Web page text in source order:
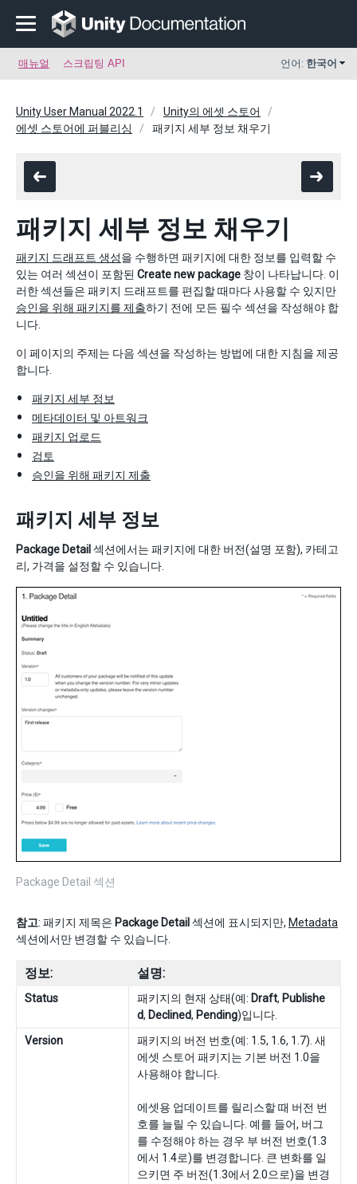
매뉴얼 스크립팅 API 언어: 한국어
Unity User Manual 2022.1
Unity의 에셋 스토어
에셋 스토어에 퍼블리싱
패키지 세부 정보 채우기
패키지 세부 정보 채우기
패키지 드래프트 생성을 수행하면 패키지에 대한 정보를 입력할 수
있는 여러 섹션이 포함된 Create new package 창이 나타납니다. 이
러한 섹션들은 패키지 드래프트를 편집할 때마다 사용할 수 있지만
승인을 위해 패키지를 제출하기 전에 모든 필수 섹션을 작성해야 합
니다.
이 페이지의 주제는 다음 섹션을 작성하는 방법에 대한 지침을 제공
합니다.
패키지 세부 정보
메타데이터 및 아트워크
패키지 업로드
검토
승인을 위해 패키지 제출
패키지 세부 정보
Package Detail 섹션에서는 패키지에 대한 버전(설명 포함), 카테고
리, 가격을 설정할 수 있습니다.
Package Detail 섹션
참고: 패키지 제목은 Package Detail 섹션에 표시되지만, Metadata
섹션에서만 변경할 수 있습니다.
정보: 설명:
Status 패키지의 현재 상태(예: Draft, Publishe
d, Declined, Pending)입니다.
Version
패키지의 버전 번호(예: 1.5, 1.6, 1.7). 새
에셋 스토어 패키지는 기본 버전 1.0을
사용해야 합니다.
에셋용 업데이트를 릴리스할 때 버전 번
호를 늘릴 수 있습니다. 예를 들어, 버그
를 수정해야 하는 경우 부 버전 번호(1.3
에서 1.4로)를 변경합니다. 큰 변화를 일
으키면 주 버전(1.3에서 2.0으로)을 변경